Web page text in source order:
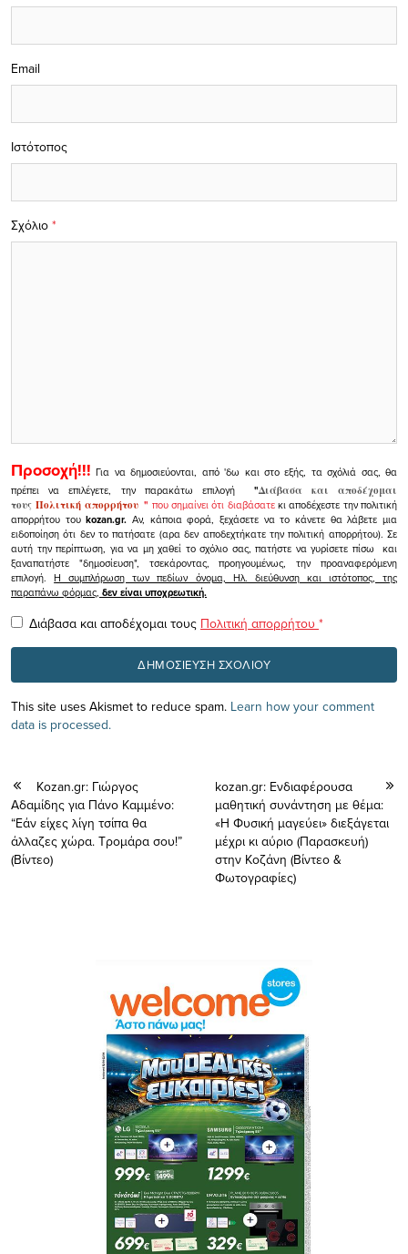
Σχόλιο *
Email
Ιστότοπος
Προσοχή!!! Για να δημοσιεύονται, από 'δω και στο εξής, τα σχόλιά σας, θα
πρέπει να επιλέγετε, την παρακάτω επιλογή
"Διάβασα και αποδέχομαι
τουςΠολιτική απορρήτου" που σημαίνει ότι διαβάσατεκι αποδέχεστε την πολιτική
απορρήτου τουkozan.gr. Αν, κάποια φορά, ξεχάσετε να το κάνετε θα λάβετε μια
ειδοποίηση ότι δεν το πατήσατε (αρα δεν αποδεχτήκατε την πολιτική απορρήτου). Σε
αυτή την περίπτωση, για να μη χαθεί το σχόλιο σας, πατήστε να γυρίσετε πίσω και
ξαναπατήστε "δημοσίευση", τσεκάροντας, προηγουμένως, την προαναφερόμενη
επιλογή.Η συμπλήρωση των πεδίων όνομα, Ηλ. διεύθυνση και ιστότοπος, της
παραπάνω φόρμας, δεν είναι υποχρεωτική.
Διάβασα και αποδέχομαι τους Πολιτική απορρήτου *
This site uses Akismet to reduce spam. Learn how your comment
data is processed.
Kozan.gr: Γιώργος
Αδαμίδης για Πάνο Καμμένο:
“Εάν είχες λίγη τσίπα θα
άλλαζες χώρα. Τρομάρα σου!”
(Βίντεο)
kozan.gr: Eνδιαφέρουσα
μαθητική συνάντηση με θέμα:
«Η Φυσική μαγεύει» διεξάγεται
μέχρι κι αύριο (Παρασκευή)
στην Κοζάνη (Βίντεο &
Φωτογραφίες)